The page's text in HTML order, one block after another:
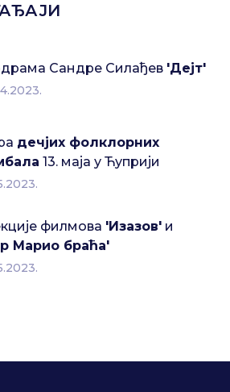
Сандре Силађев 'Дејт'
дечјих фолклорних
13. маја у Ћуприји
филмова 'Изазов' и
Марио браћа'